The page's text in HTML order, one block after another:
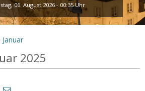
06. August 2026 - 00:35 Uhr
Januar
2025